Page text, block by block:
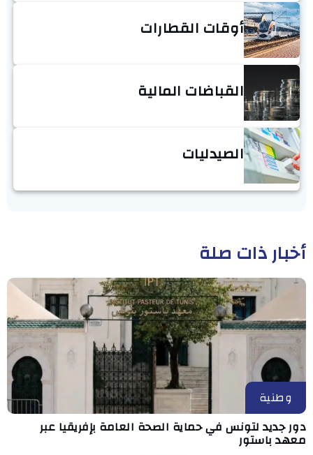
أوقات القطارات
القباضات المالية
الصيدليات
أخبار ذات صلة
وطنية
دور جديد لتونس في حماية الصحة العامة بإفريقيا عبر
معهد باستور